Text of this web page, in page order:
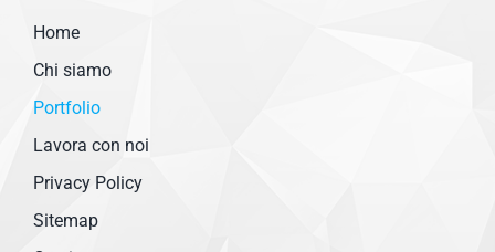
Home
Chi siamo
Portfolio
Lavora con noi
Privacy Policy
Sitemap